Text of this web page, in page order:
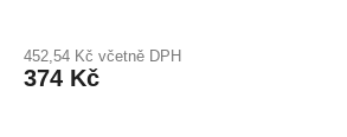
452,54 Kč včetně DPH
374 Kč